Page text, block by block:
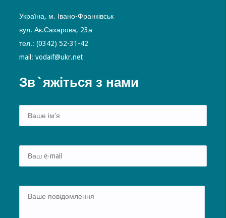
Україна, м. Івано-Франківськ
вул. Ак.Сахарова, 23а
тел.: (0342) 52-31-42
mail: vodaif@ukr.net
Зв`яжіться з нами